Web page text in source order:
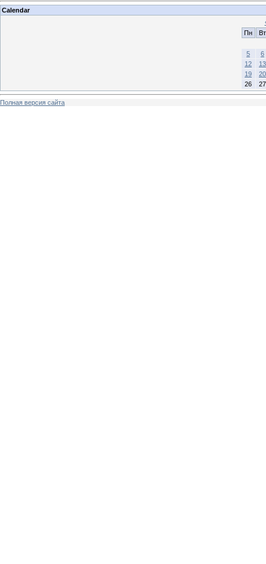
Calendar
Пн
Вт
5
6
12
13
19
20
26
27
Полная версия сайта